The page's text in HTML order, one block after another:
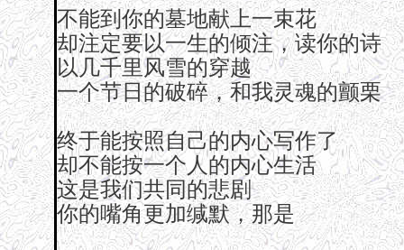
不能到你的墓地献上一束花
却注定要以一生的倾注，读你的诗
以几千里风雪的穿越
一个节日的破碎，和我灵魂的颤栗
终于能按照自己的内心写作了
却不能按一个人的内心生活
这是我们共同的悲剧
你的嘴角更加缄默，那是